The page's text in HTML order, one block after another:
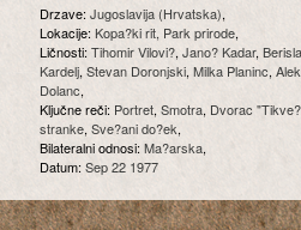
Drzave:Jugoslavija (Hrvatska),
Lokacije:Kopa?ki rit, Park prirode,
Ličnosti:Tihomir Vilovi?, Jano? Kadar,
Kardelj, Stevan Doronjski, Milka Planinc,
Dolanc,
Ključne reči: Portret, Smotra, Dvorac
stranke, Sve?ani do?ek,
Bilateralni odnosi:Ma?arska,
Datum:Sep 22 1977